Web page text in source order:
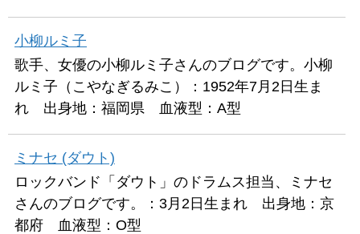
小柳ルミ子
歌手、女優の小柳ルミ子さんのブログです。小柳
ルミ子（こやなぎるみこ）：1952年7月2日生ま
れ 出身地：福岡県 血液型：A型
ミナセ (ダウト)
ロックバンド「ダウト」のドラムス担当、ミナセ
さんのブログです。：3月2日生まれ 出身地：京
都府 血液型：O型